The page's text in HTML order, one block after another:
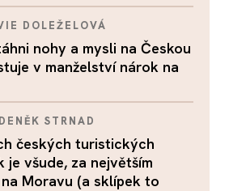
DOLEŽELOVÁ
nohy a mysli na Českou
v manželství nárok na
STRNAD
českých turistických
je všude, za největším
Moravu (a sklípek to